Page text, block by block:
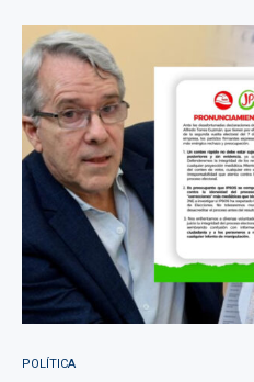
POLÍTICA